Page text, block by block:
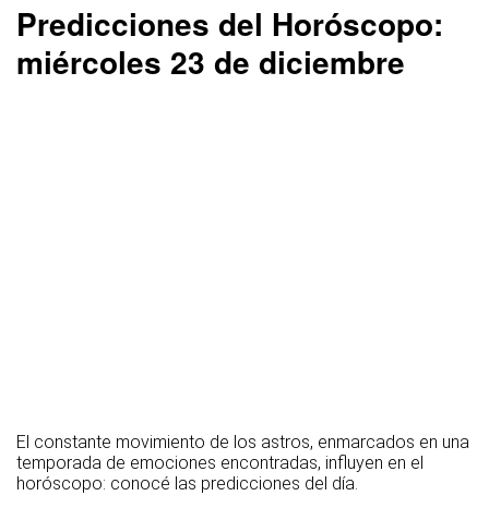
Predicciones del Horóscopo:
miércoles 23 de diciembre
El constante movimiento de los astros, enmarcados en una
temporada de emociones encontradas, influyen en el
horóscopo: conocé las predicciones del día.